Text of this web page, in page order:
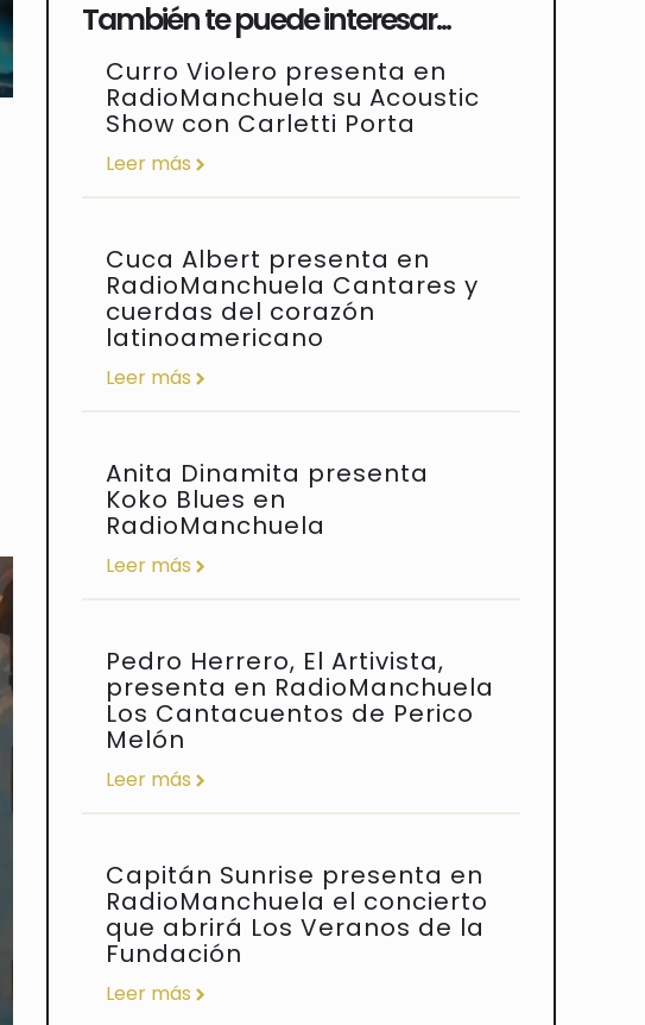
Anita Dinamita presenta
Koko Blues en
RadioManchuela
Leer más
Pedro Herrero, El Artivista,
presenta en RadioManchuela
Los Cantacuentos de Perico
Melón
Leer más
Capitán Sunrise presenta en
RadioManchuela el concierto
que abrirá Los Veranos de la
Fundación
Leer más